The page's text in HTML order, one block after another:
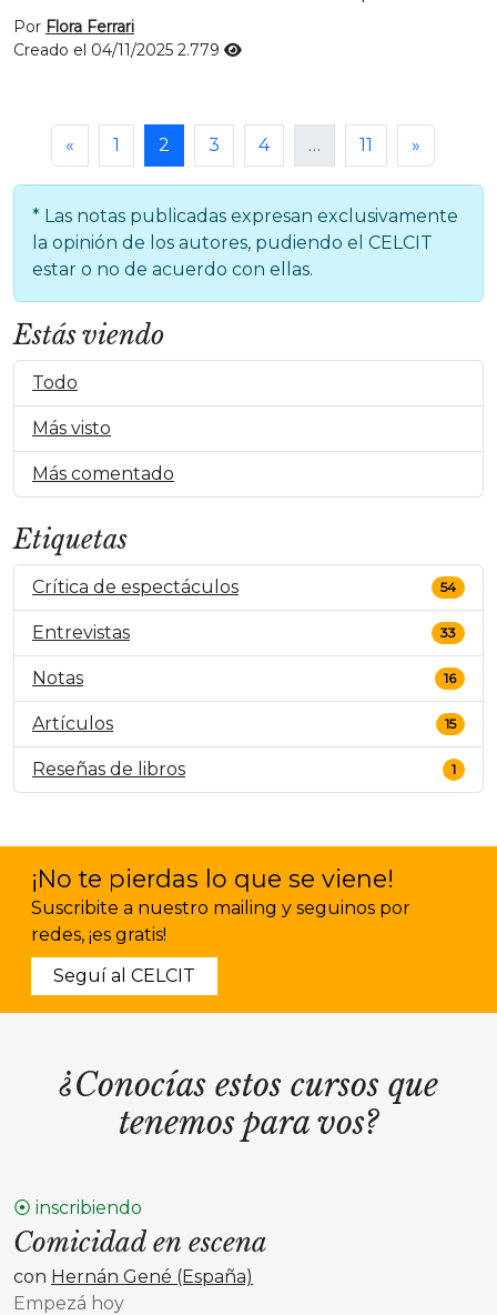
Por Flora Ferrari
Creado el 04/11/2025 2.779
« 1 2 3 4 … 11 »
* Las notas publicadas expresan exclusivamente
la opinión de los autores, pudiendo el CELCIT
estar o no de acuerdo con ellas.
Estás viendo
Todo
Más visto
Más comentado
Etiquetas
Crítica de espectáculos 54
Entrevistas 33
Notas 16
Artículos 15
Reseñas de libros 1
¡No te pierdas lo que se viene!
Suscribite a nuestro mailing y seguinos por
redes, ¡es gratis!
Seguí al CELCIT
¿Conocías estos cursos que
tenemos para vos?
⦿ inscribiendo
Comicidad en escena
con Hernán Gené (España)
Empezá hoy